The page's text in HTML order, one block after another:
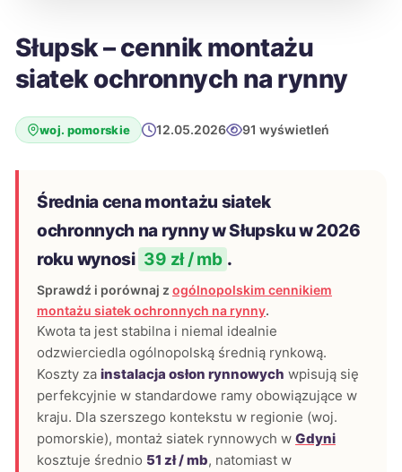
Słupsk – cennik montażu
siatek ochronnych na rynny
woj. pomorskie 12.05.2026 91 wyświetleń
Średnia cena montażu siatek
ochronnych na rynny w Słupsku w 2026
roku wynosi 39 zł / mb .
Sprawdź i porównaj z ogólnopolskim cennikiem
montażu siatek ochronnych na rynny.
Kwota ta jest stabilna i niemal idealnie
odzwierciedla ogólnopolską średnią rynkową.
Koszty za instalacja osłon rynnowych wpisują się
perfekcyjnie w standardowe ramy obowiązujące w
kraju. Dla szerszego kontekstu w regionie (woj.
pomorskie), montaż siatek rynnowych w Gdyni
kosztuje średnio 51 zł / mb, natomiast w